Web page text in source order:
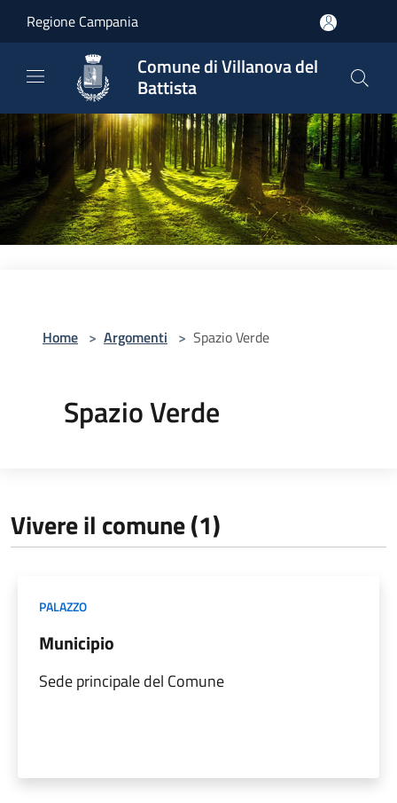
Regione Campania
Comune di Villanova del
Battista
Home > Argomenti > Spazio Verde
Spazio Verde
Vivere il comune (1)
PALAZZO
Municipio
Sede principale del Comune